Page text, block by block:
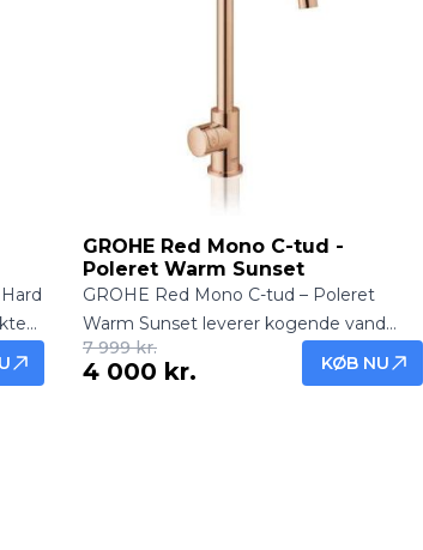
GROHE Red Mono C-tud -
Poleret Warm Sunset
GROHE Red Mono C-tud – Poleret
Warm Sunset leverer kogende vand
direkte fra køkkenhanen med en varm,
elegant finish. Ideel til te, kaffe og hurtig
7 999 kr.
4 000 kr. KØB NU